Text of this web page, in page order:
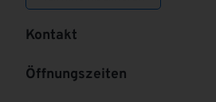
Kontakt
Öffnungszeiten